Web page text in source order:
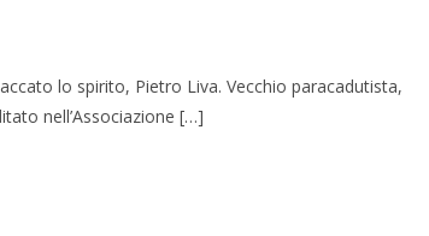
lo spirito, Pietro Liva. Vecchio paracadutista,
nell’Associazione […]